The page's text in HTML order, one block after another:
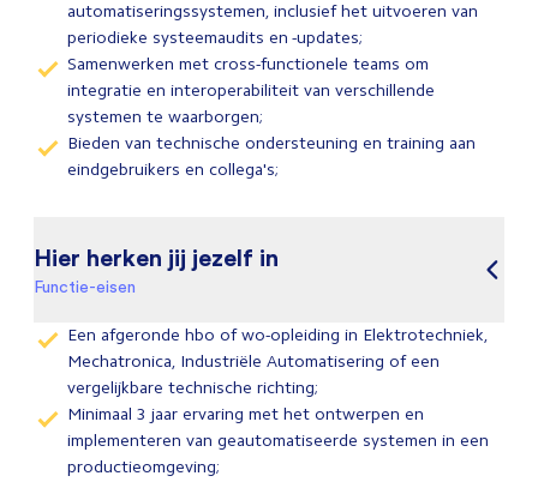
automatiseringssystemen, inclusief het uitvoeren van
periodieke systeemaudits en -updates;
Samenwerken met cross-functionele teams om
integratie en interoperabiliteit van verschillende
systemen te waarborgen;
Bieden van technische ondersteuning en training aan
eindgebruikers en collega's;
Hier herken jij jezelf in
Functie-eisen
Een afgeronde hbo of wo-opleiding in Elektrotechniek,
Mechatronica, Industriële Automatisering of een
vergelijkbare technische richting;
Minimaal 3 jaar ervaring met het ontwerpen en
implementeren van geautomatiseerde systemen in een
productieomgeving;